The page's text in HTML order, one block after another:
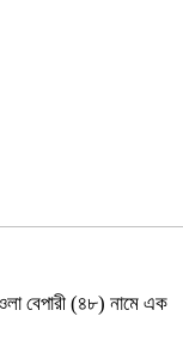
বেপারী (৪৮) নামে এক